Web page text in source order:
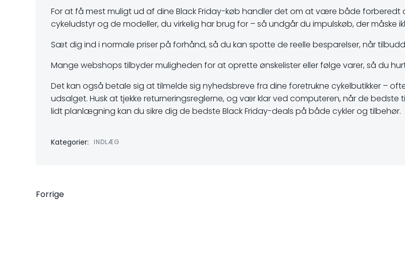
For at få mest muligt ud af dine Black Friday-køb handler det om at være både forberedt
cykeludstyr og de modeller, du virkelig har brug for – så undgår du impulskøb, der måske
Sæt dig ind i normale priser på forhånd, så du kan spotte de reelle besparelser, når
Mange webshops tilbyder muligheden for at oprette ønskelister eller følge varer, så du
Det kan også betale sig at tilmelde sig nyhedsbreve fra dine foretrukne cykelbutikker –
udsalget. Husk at tjekke returneringsreglerne, og vær klar ved computeren, når de
lidt planlægning kan du sikre dig de bedste Black Friday-deals på både cykler og tilbehør.
Kategorier: INDLÆG
Indlægsnavigation
Forrige